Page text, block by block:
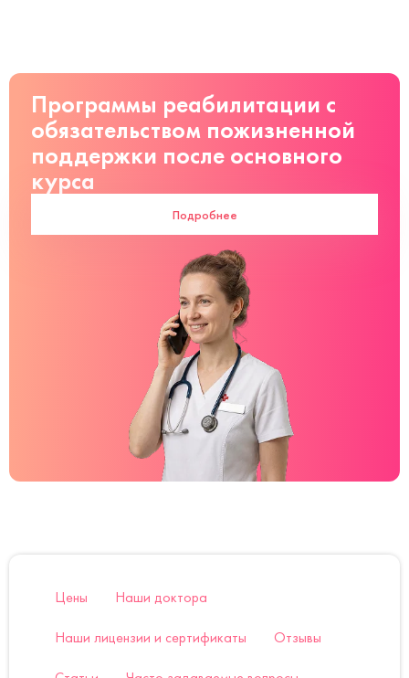
Программы реабилитации с
обязательством пожизненной
поддержки после основного
курса
Подробнее
Цены Наши доктора
Наши лицензии и сертификаты Отзывы